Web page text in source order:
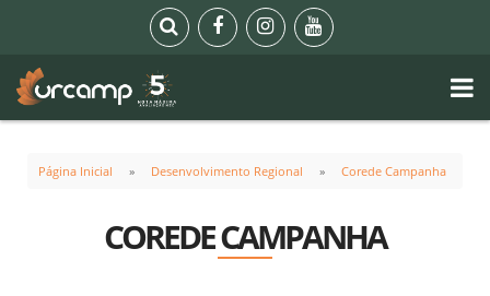
Página Inicial Desenvolvimento Regional Corede Campanha
COREDE CAMPANHA